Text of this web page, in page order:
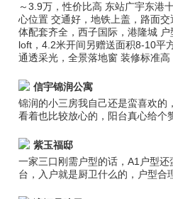
～3.9万，性价比高 东站广宇东港
心位置 交通好，地铁上盖，路面
体配套齐全，西子国际，港隆城
loft，4.2米开间另赠送面积8-10平
通透采光，全景落地窗 装修标准高
信宇锦润公寓
锦润的小三房我自己还是蛮喜欢的
看着也比较放心的，阳台真心给个
紫玉福邸
一家三口刚需户型的话，A1户型
台，入户就是厨卫什么的，户型合